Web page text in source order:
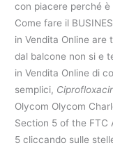
con piacere perché
Come fare il
in Vendita Online are
dal balcone non si e
in Vendita Online di
semplici,
Olycom Olycom
Section 5 of the FTC
5 cliccando sulle